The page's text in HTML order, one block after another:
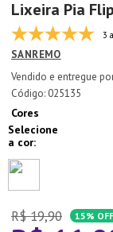
Lixeira Pia
3
SANREMO
: 025135
Cores
R$ 19,90 15% OFF
10º Lixeira